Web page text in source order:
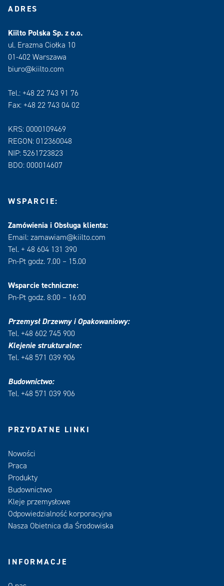
ADRES
Kiilto Polska Sp. z o.o.
ul. Erazma Ciołka 10
01-402 Warszawa
biuro@kiilto.com
Tel.: +48 22 743 91 76
Fax: +48 22 743 04 02
KRS: 0000109469
REGON: 012360048
NIP: 5261723823
BDO: 000014607
WSPARCIE:
Zamówienia i Obsługa klienta:
Email: zamawiam@kiilto.com
Tel. + 48 604 131 390
Pn-Pt godz. 7.00 – 15.00
Wsparcie techniczne:
Pn-Pt godz. 8:00 – 16:00
Przemysł Drzewny i Opakowaniowy:
Tel. +48 602 745 900
Klejenie strukturalne:
Tel. +48 571 039 906
Budownictwo:
Tel. +48 571 039 906
PRZYDATNE LINKI
Nowości
Praca
Produkty
Budownictwo
Kleje przemysłowe
Odpowiedzialność korporacyjna
Nasza Obietnica dla Środowiska
INFORMACJE